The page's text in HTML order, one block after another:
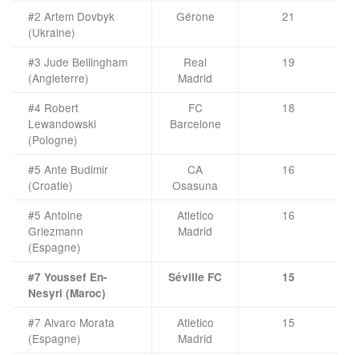
#2 Artem Dovbyk
(Ukraine)
Gérone 21
#3 Jude Bellingham
(Angleterre)
Real
Madrid
19
#4 Robert
Lewandowski
(Pologne)
FC
Barcelone
18
#5 Ante Budimir
(Croatie)
CA
Osasuna
16
#5 Antoine
Griezmann
(Espagne)
Atletico
Madrid
16
#7 Youssef En-
Nesyri (Maroc)
Séville FC 15
#7 Alvaro Morata
(Espagne)
Atletico
Madrid
15